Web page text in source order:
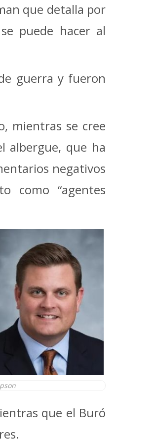
que detalla por
puede hacer al
guerra y fueron
mientras se cree
albergue, que ha
negativos
como “agentes
que el Buró